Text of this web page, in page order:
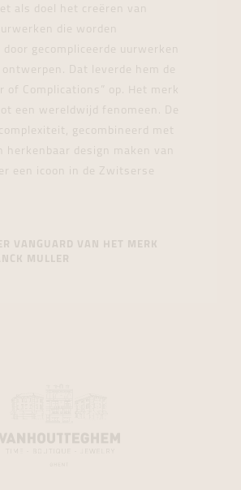
als doel het creëren van
die worden
gecompliceerde uurwerken
ontwerpen. Dat leverde hem de
of Complications” op. Het merk
een wereldwijd fenomeen. De
gecombineerd met
herkenbaar design maken van
een icoon in de Zwitserse
VANGUARD VAN HET MERK
MULLER